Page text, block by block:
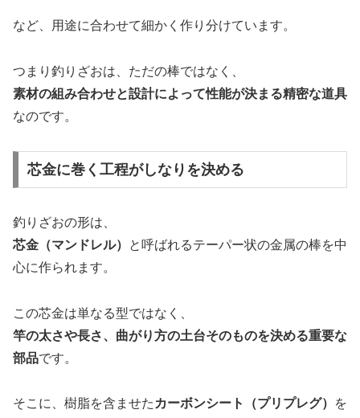
など、用途に合わせて細かく作り分けています。
つまり釣りざおは、ただの棒ではなく、
素材の組み合わせと設計によって性能が決まる精密な道具
なのです。
芯金に巻く工程がしなりを決める
釣りざおの形は、
芯金（マンドレル）
と呼ばれるテーパー状の金属の棒を中
心に作られます。
この芯金は単なる型ではなく、
竿の太さや長さ、曲がり方の土台そのものを決める重要な
部品です。
そこに、樹脂を含ませた カーボンシート（プリプレグ）
を